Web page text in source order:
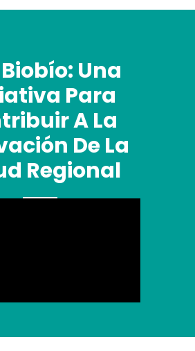
Biobío: Una
Para
A La
De La
Regional